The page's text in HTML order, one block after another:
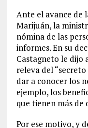
Ante el avance de
Marijuán, la
nómina de las
informes. En su
Castagneto le dijo
releva del
dar a conocer los
ejemplo, los
que tienen más de
Por ese motivo, y